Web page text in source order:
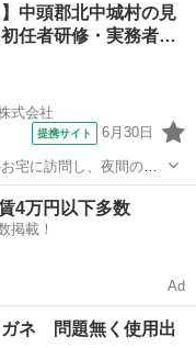
なりますのでご了承下さい。
中頭郡北中城村の見
任者研修・実務者…
式会社
提携サイト 6月30日
宅に訪問し、夜間の見
ビス】 訪
4万円以下多数
掲載！
Ad
ガネ 問題無く使用出